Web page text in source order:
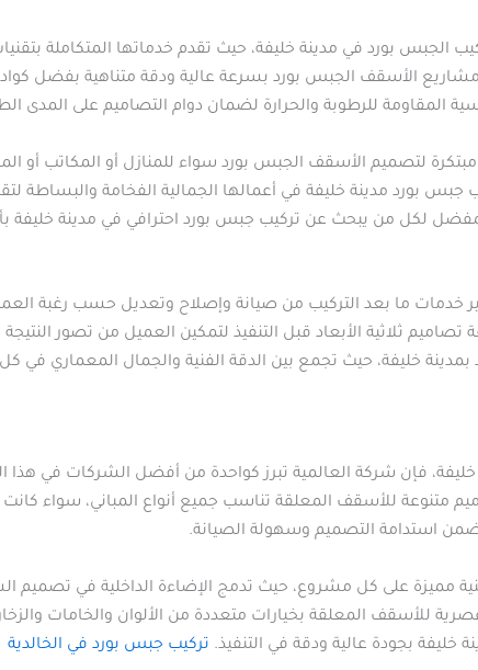
الجبس بورد في مدينة خليفة، حيث تقدم خدماتها المتكاملة
مشاريع الأسقف الجبس بورد بسرعة عالية ودقة متناهية
المقاومة للرطوبة والحرارة لضمان دوام التصاميم على المدى
لتصميم الأسقف الجبس بورد سواء للمنازل أو المكاتب أو
جبس بورد مدينة خليفة في أعمالها الجمالية الفخامة والبساطة
لكل من يبحث عن تركيب جبس بورد احترافي في مدينة خليفة
خدمات ما بعد التركيب من صيانة وإصلاح وتعديل حسب رغبة
ثلاثية الأبعاد قبل التنفيذ لتمكين العميل من تصور
بمدينة خليفة، حيث تجمع بين الدقة الفنية والجمال المعماري في
خليفة، فإن شركة العالمية تبرز كواحدة من أفضل الشركات في هذا
متنوعة للأسقف المعلقة تناسب جميع أنواع المباني، سواء
تضمن استدامة التصميم وسهولة الصيانة.
مميزة على كل مشروع، حيث تدمج الإضاءة الداخلية في تصميم
للأسقف المعلقة بخيارات متعددة من الألوان والخامات
بجودة عالية ودقة في التنفيذ. تركيب جبس بورد في الخالدية